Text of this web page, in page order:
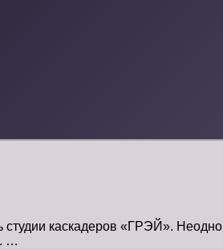
каскадеров «ГРЭЙ».
…